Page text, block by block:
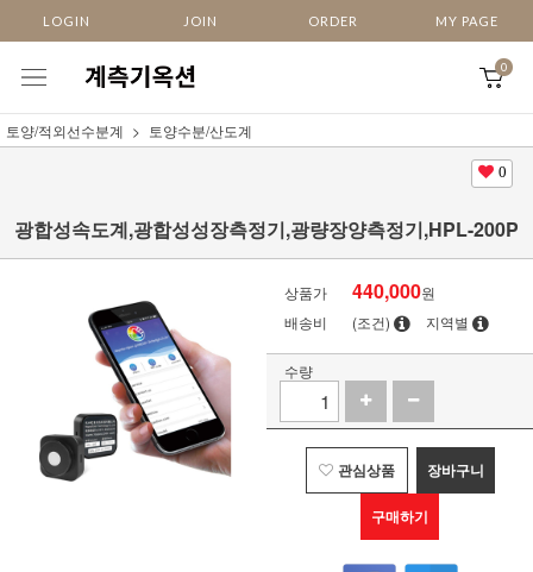
LOGIN JOIN ORDER MY PAGE
0
토양/적외선수분계 토양수분/산도계
0
광합성속도계,광합성성장측정기,광량장양측정기,HPL-200P
상품가 440,000원
배송비
(조건) 지역별
수량
관심상품 장바구니
구매하기